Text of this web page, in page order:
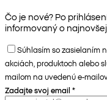
Čo je nové? Po
informovaný o
Súhlasím so zasielaním
akciách, produktoch alebo
mailom na uvedenú e-
Zadajte svoj email *